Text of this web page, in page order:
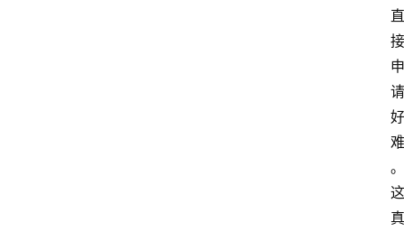
直
接
申
请
好
难
。
这
真